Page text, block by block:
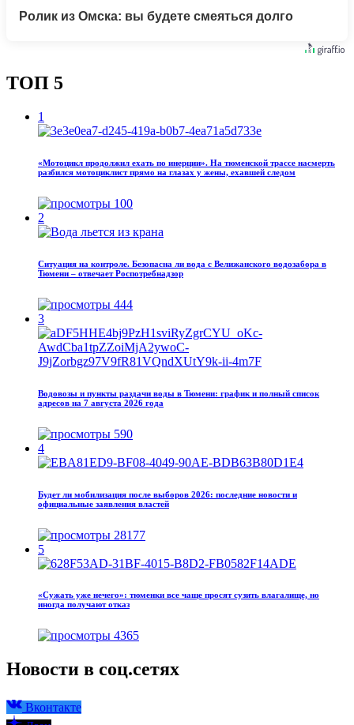
Ролик из Омска: вы будете смеяться долго
ТОП 5
1
«Мотоцикл продолжил ехать по инерции». На тюменской трассе насмерть
разбился мотоциклист прямо на глазах у жены, ехавшей следом
100
2
Ситуация на контроле. Безопасна ли вода с Велижанского водозабора в
Тюмени – отвечает Роспотребнадзор
444
3
Водовозы и пункты раздачи воды в Тюмени: график и полный список
адресов на 7 августа 2026 года
590
4
Будет ли мобилизация после выборов 2026: последние новости и
официальные заявления властей
28177
5
«Сужать уже нечего»: тюменки все чаще просят сузить влагалище, но
иногда получают отказ
4365
Новости в соц.сетях
Вконтакте